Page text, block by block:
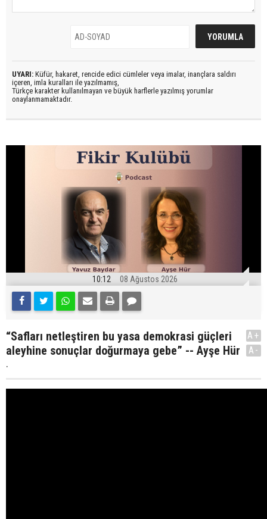
UYARI: Küfür, hakaret, rencide edici cümleler veya imalar, inançlara saldırı
içeren, imla kuralları ile yazılmamış,
Türkçe karakter kullanılmayan ve büyük harflerle yazılmış yorumlar
onaylanmamaktadır.
10:12 08 Ağustos 2026
“Safları netleştiren bu yasa demokrasi güçleri
aleyhine sonuçlar doğurmaya gebe” -- Ayşe Hür
.
A+
A-